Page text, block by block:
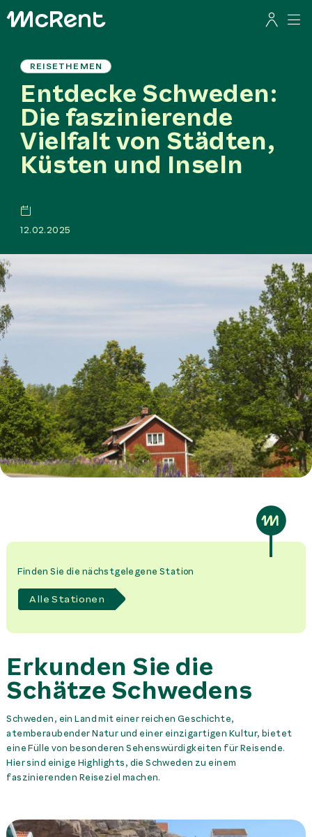
REISETHEMEN
Entdecke Schweden:
Die faszinierende
Vielfalt von Städten,
Küsten und Inseln
12.02.2025
Finden Sie die nächstgelegene Station
Alle Stationen
Erkunden Sie die
Schätze Schwedens
Schweden, ein Land mit einer reichen Geschichte,
atemberaubender Natur und einer einzigartigen Kultur, bietet
eine Fülle von besonderen Sehenswürdigkeiten für Reisende.
Hier sind einige Highlights, die Schweden zu einem
faszinierenden Reiseziel machen.